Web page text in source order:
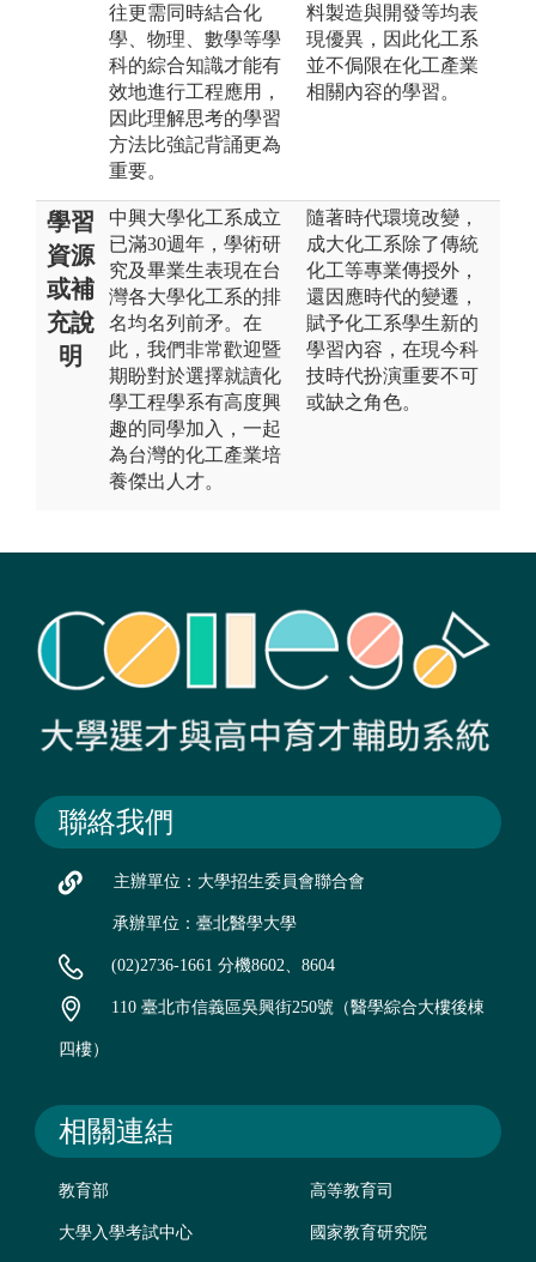
往更需同時結合化
學、物理、數學等學
科的綜合知識才能有
效地進行工程應用，
因此理解思考的學習
方法比強記背誦更為
重要。
料製造與開發等均表
現優異，因此化工系
並不侷限在化工產業
相關內容的學習。
學習
資源
或補
充說
明
中興大學化工系成立
已滿30週年，學術研
究及畢業生表現在台
灣各大學化工系的排
名均名列前矛。在
此，我們非常歡迎暨
期盼對於選擇就讀化
學工程學系有高度興
趣的同學加入，一起
為台灣的化工產業培
養傑出人才。
隨著時代環境改變，
成大化工系除了傳統
化工等專業傳授外，
還因應時代的變遷，
賦予化工系學生新的
學習內容，在現今科
技時代扮演重要不可
或缺之角色。
聯絡我們
主辦單位：大學招生委員會聯合會
承辦單位：臺北醫學大學
(02)2736-1661 分機8602、8604
110 臺北市信義區吳興街250號（醫學綜合大樓後棟
四樓）
相關連結
教育部 高等教育司
大學入學考試中心 國家教育研究院